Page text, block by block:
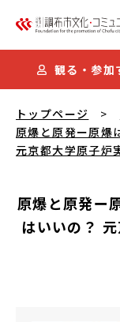
観る・参加
トップページ
原爆と原発ー原爆
元京都大学原子炉
原爆と原発ー
はいいの？
原爆と原発ー原爆は